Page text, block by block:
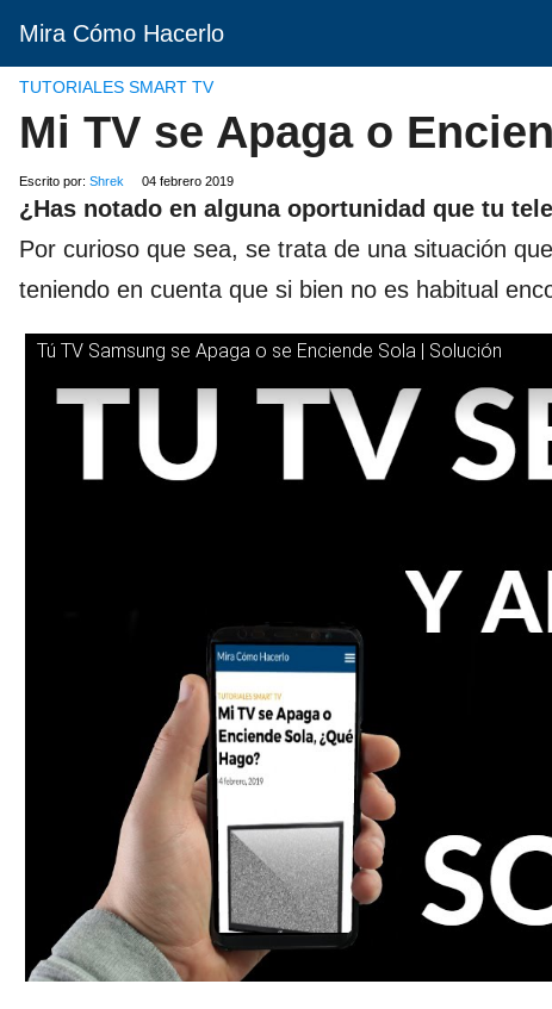
Mira Cómo Hacerlo
TUTORIALES SMART TV
Mi TV se Apaga o
Escrito por: Shrek 04 febrero 2019
¿Has notado en alguna oportunidad que tu
Por curioso que sea, se trata de una situación
teniendo en cuenta que si bien no es habitual
Tú TV Samsung se Apaga o se Enciende Sola | Solución